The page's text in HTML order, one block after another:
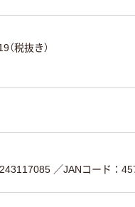
（税抜き）
／JANコード：